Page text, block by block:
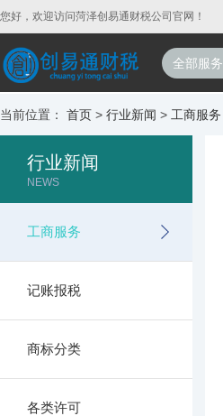
您好，欢迎访问菏泽创易通财税公司官网！
全部服务
当前位置： 首页 > 行业新闻 > 工商服务
行业新闻
NEWS
工商服务
记账报税
商标分类
各类许可